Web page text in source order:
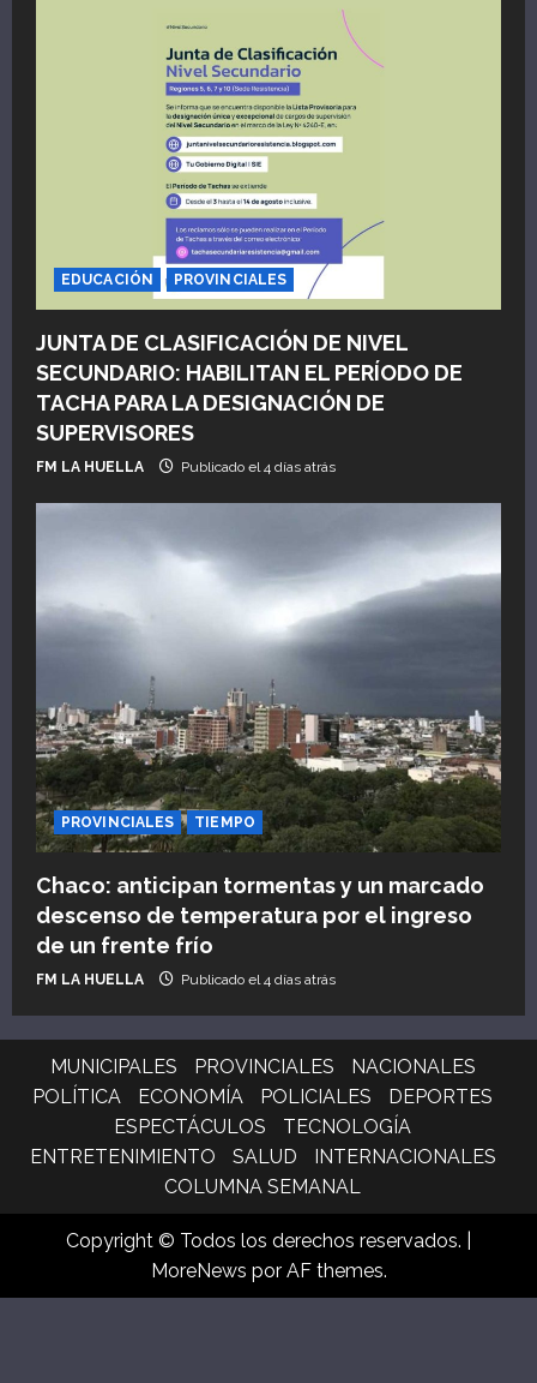
EDUCACIÓN PROVINCIALES
JUNTA DE CLASIFICACIÓN DE NIVEL
SECUNDARIO: HABILITAN EL PERÍODO DE
TACHA PARA LA DESIGNACIÓN DE
SUPERVISORES
FM LA HUELLA Publicado el 4 días atrás
PROVINCIALES TIEMPO
Chaco: anticipan tormentas y un marcado
descenso de temperatura por el ingreso
de un frente frío
FM LA HUELLA Publicado el 4 días atrás
MUNICIPALES PROVINCIALES
NACIONALES
POLÍTICA
ECONOMÍA POLICIALES
DEPORTES
ESPECTÁCULOS
TECNOLOGÍA
ENTRETENIMIENTO
SALUD
INTERNACIONALES
COLUMNA SEMANAL
Copyright © Todos los derechos reservados.
MoreNews por AF themes.